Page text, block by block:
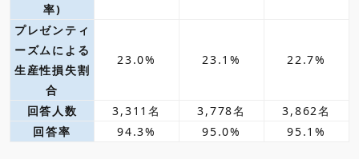
率)
プレゼンティ
ーズムによる
生産性損失割
合
23.0% 23.1% 22.7%
回答人数 3,311名 3,778名
3,862名
回答率
94.3% 95.0% 95.1%